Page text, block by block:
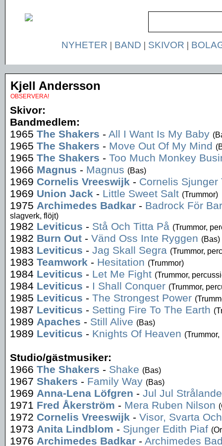
NYHETER | BAND | SKIVOR |
Kjell Andersson
OBSERVERA!
Skivor:
Bandmedlem:
1965 The Shakers - All I Want Is My Baby
1965 The Shakers - Move Out Of My Mind
1965 The Shakers - Too Much Monkey
1966 Magnus - Magnus (Bas)
1969 Cornelis Vreeswijk - Cornelis Sjunger
1969 Union Jack - Little Sweet Salt (Trummor)
1975 Archimedes Badkar - Badrock För
slagverk, flöjt)
1982 Leviticus - Stå Och Titta På (Trummor,
1982 Burn Out - Vänd Oss Inte Ryggen (Bas)
1983 Leviticus - Jag Skall Segra (Trummor,
1983 Teamwork - Hesitation (Trummor)
1984 Leviticus - Let Me Fight (Trummor,
1984 Leviticus - I Shall Conquer (Trummor,
1985 Leviticus - The Strongest Power
1987 Leviticus - Setting Fire To The Earth
1989 Apaches - Still Alive (Bas)
1989 Leviticus - Knights Of Heaven
Studio/gästmusiker:
1966 The Shakers - Shake (Bas)
1967 Shakers - Family Way (Bas)
1969 Anna-Lena Löfgren - Jul Jul
1971 Fred Åkerström - Mera Ruben Nilson
1972 Cornelis Vreeswijk - Visor, Svarta
1973 Anita Lindblom - Sjunger Edith Piaf
1976 Archimedes Badkar - Archimedes